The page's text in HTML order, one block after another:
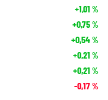
+1,01 %
+0,75%
+0,54%
+0,21 %
+0,21 %
-0,17%